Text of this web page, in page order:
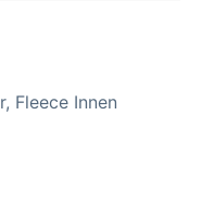
Fleece Innen